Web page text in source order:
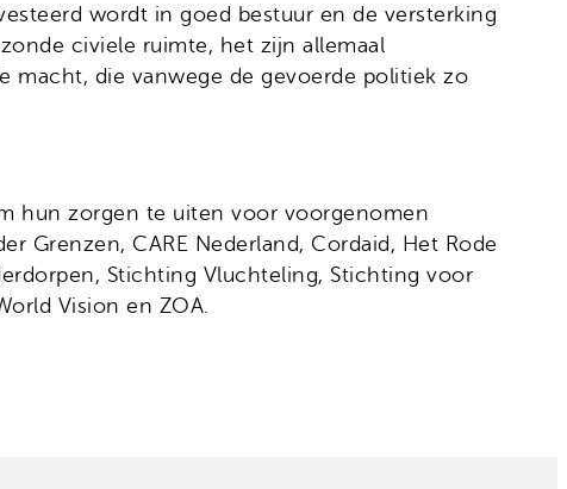
wordt in goed bestuur en de versterking
civiele ruimte, het zijn allemaal
die vanwege de gevoerde politiek zo
hun zorgen te uiten voor voorgenomen
Grenzen, CARE Nederland, Cordaid, Het Rode
Stichting Vluchteling, Stichting voor
Vision en ZOA.